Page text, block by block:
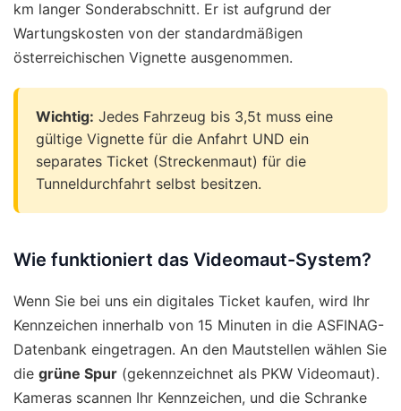
km langer Sonderabschnitt. Er ist aufgrund der
Wartungskosten von der standardmäßigen
österreichischen Vignette ausgenommen.
Wichtig: Jedes Fahrzeug bis 3,5t muss eine
gültige Vignette für die Anfahrt UND ein
separates Ticket (Streckenmaut) für die
Tunneldurchfahrt selbst besitzen.
Wie funktioniert das Videomaut-System?
Wenn Sie bei uns ein digitales Ticket kaufen, wird Ihr
Kennzeichen innerhalb von 15 Minuten in die ASFINAG-
Datenbank eingetragen. An den Mautstellen wählen Sie
die grüne Spur (gekennzeichnet als PKW Videomaut).
Kameras scannen Ihr Kennzeichen, und die Schranke